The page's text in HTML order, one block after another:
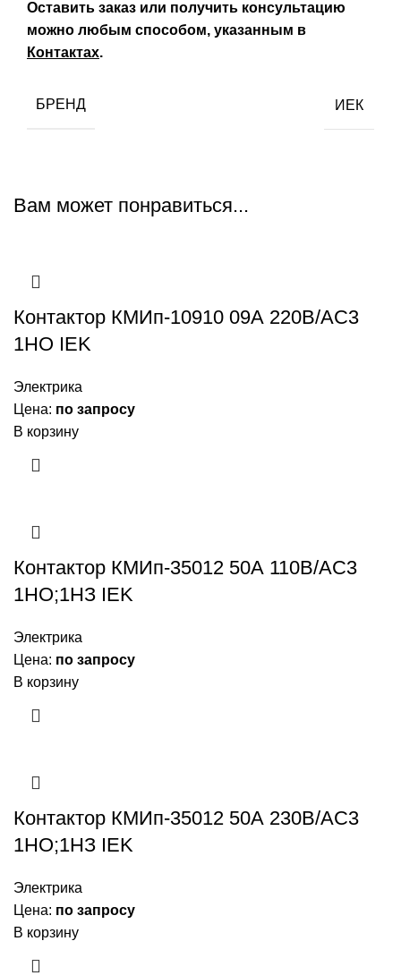
Оставить заказ или получить консультацию
можно любым способом, указанным в
Контактах.
БРЕНД ИЕК
Вам может понравиться...
Контактор КМИп-10910 09А 220В/АС3
1НО IEK
Электрика
Цена: по запросу
В корзину
Контактор КМИп-35012 50А 110В/АС3
1НО;1НЗ IEK
Электрика
Цена: по запросу
В корзину
Контактор КМИп-35012 50А 230В/АС3
1НО;1НЗ IEK
Электрика
Цена: по запросу
В корзину